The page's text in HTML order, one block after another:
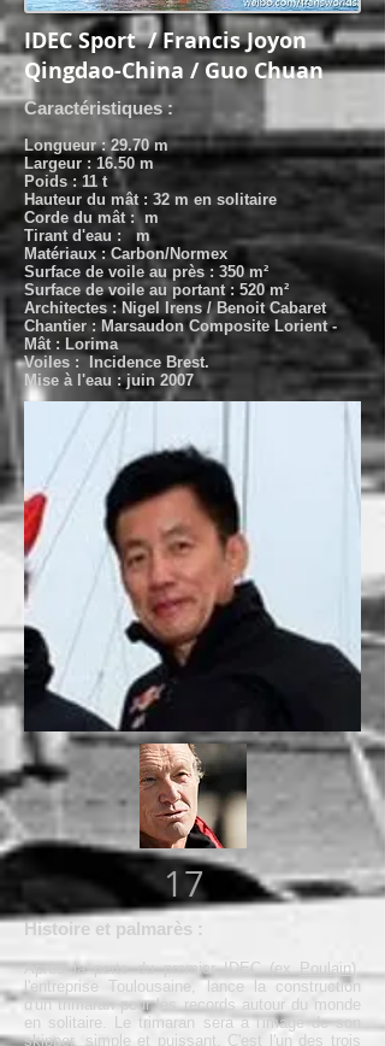
IDEC Sport / Francis Joyon
Qingdao-China / Guo Chuan
Caractéristiques :
Longueur : 29.70m
Largeur : 16.50 m
Poids : 11 t
Hauteur du mât : 32 m en solitaire
Corde du mât : m
Tirant d'eau : m
Matériaux : Carbon/Normex
Surface de voile au près : 350 m²
Surface de voile au portant : 520 m²
Architectes : Nigel Irens / Benoit Cabaret
Chantier : Marsaudon Composite Lorient-
Mât : Lorima
Voiles : Incidence Brest.
Mise à l'eau : juin 2007
17
Histoire et palmarès :
Après la perte du premier IDEC (exPoulain),
l'entreprise Toulousaine, lance la construction
d'un trimaran pour les records autour du monde
en solitaire. Le trimaran sera à l'image de son
skipper, simple et puissant. C'est l'un des trois